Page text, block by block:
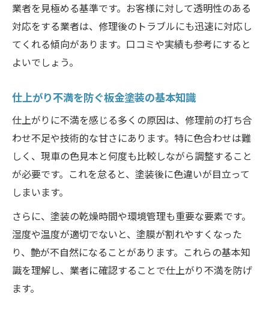
お客様目線で考える不満の原因と対策
修理品質に満足するためのチェック項目
信頼できる業者選びのポイント解説
自分でできる板金塗装の品質向上ノウハウ
板金塗装をDIYでちゃんと直す秘訣とは
初心者が知るべき修理品質アップの方法
お客様目線で見たDIY板金塗装の注意点
信頼できるDIY板金塗装の実践手順
板金塗装いくらを抑える節約ノウハウ
業者を見極める基準です。お客様に対して透明性のある
対応をする業者は、修理後のトラブルにも迅速に対応し
てくれる傾向があります。口コミや実績も参考にすると
よいでしょう。
仕上がり不満を防ぐ板金塗装の基本知識
仕上がりに不満を感じる多くの原因は、修理前の打ち合
わせ不足や技術的な甘さにあります。特に色合わせは難
しく、現車の色見本と何度も比較しながら調整すること
が必要です。これを怠ると、塗装後に色違いが目立って
しまいます。
さらに、塗装の乾燥時間や環境管理も重要な要素です。
湿度や温度が適切でないと、塗膜が割れやすくなった
り、艶が不自然になることがあります。これらの基本知
識を理解し、業者に確認することで仕上がり不満を防げ
ます。